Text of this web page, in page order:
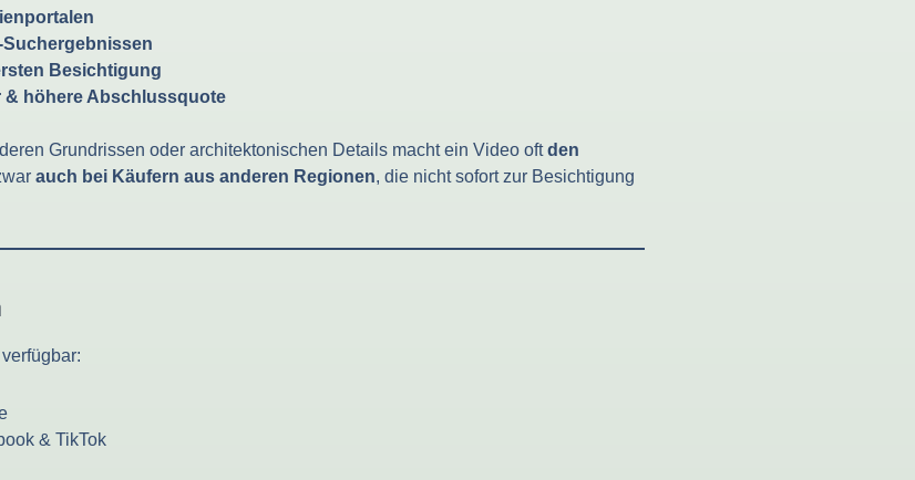
Suchergebnissen
Besichtigung
& höhere Abschlussquote
Grundrissen oder architektonischen Details macht ein Video oftden
auch bei Käufern aus anderen Regionen, die nicht sofort zur Besichtigung
verfügbar:
& TikTok